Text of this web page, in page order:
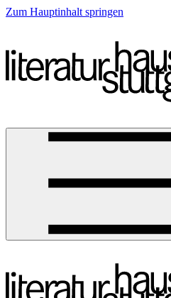
Zum Hauptinhalt springen